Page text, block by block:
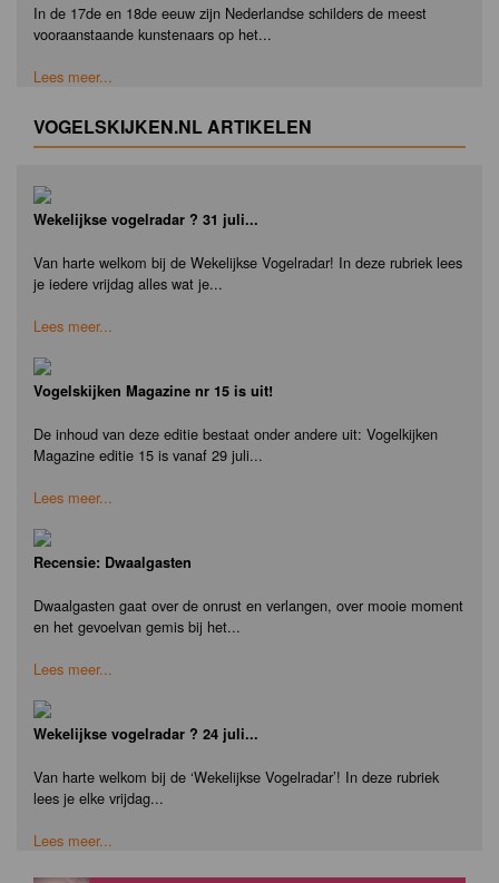
In de 17de en 18de eeuw zijn Nederlandse schilders de meest
vooraanstaande kunstenaars op het...
Lees meer...
VOGELSKIJKEN.NL ARTIKELEN
Wekelijkse vogelradar ? 31 juli...
Van harte welkom bij de Wekelijkse Vogelradar! In deze rubriek lees
je iedere vrijdag alles wat je...
Lees meer...
Vogelskijken Magazine nr 15 is uit!
De inhoud van deze editie bestaat onder andere uit: Vogelkijken
Magazine editie 15 is vanaf 29 juli...
Lees meer...
Recensie: Dwaalgasten
Dwaalgasten gaat over de onrust en verlangen, over mooie moment
en het gevoelvan gemis bij het...
Lees meer...
Wekelijkse vogelradar ? 24 juli...
Van harte welkom bij de ‘Wekelijkse Vogelradar’! In deze rubriek
lees je elke vrijdag...
Lees meer...